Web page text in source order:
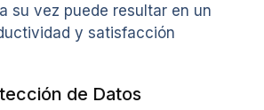
su vez puede resultar en un
y satisfacción
de Datos